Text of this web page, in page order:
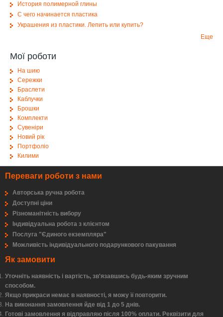
История полимерной глины
С чего начинается пластика
Украшения из пластики. Лепить или купить?
Еще
Мої роботи
На шию
Сережки
Браслети
Каблучки
Брошки
Комплекти
Сувеніри
Новий рік
Портфоліо
Килими
Переваги роботи з нами
Авторська ручна робота
Доступні ціни
Різноманітність вибору
Індивідуальна робота з клієнтом
Послуга "Єдиного екземпляра"
Можливість індивідуального подарункового пакування
Як замовити
Уточніть наявність і вартість, зв'язавшись будь-яким зручним
способом.
Якщо прикраси немає в наявності, я можу її повторити.
На виконання замовлення йде від 1 до 5 днів.
Готові замовлення я відправляю після 100% оплати. Реквізити для